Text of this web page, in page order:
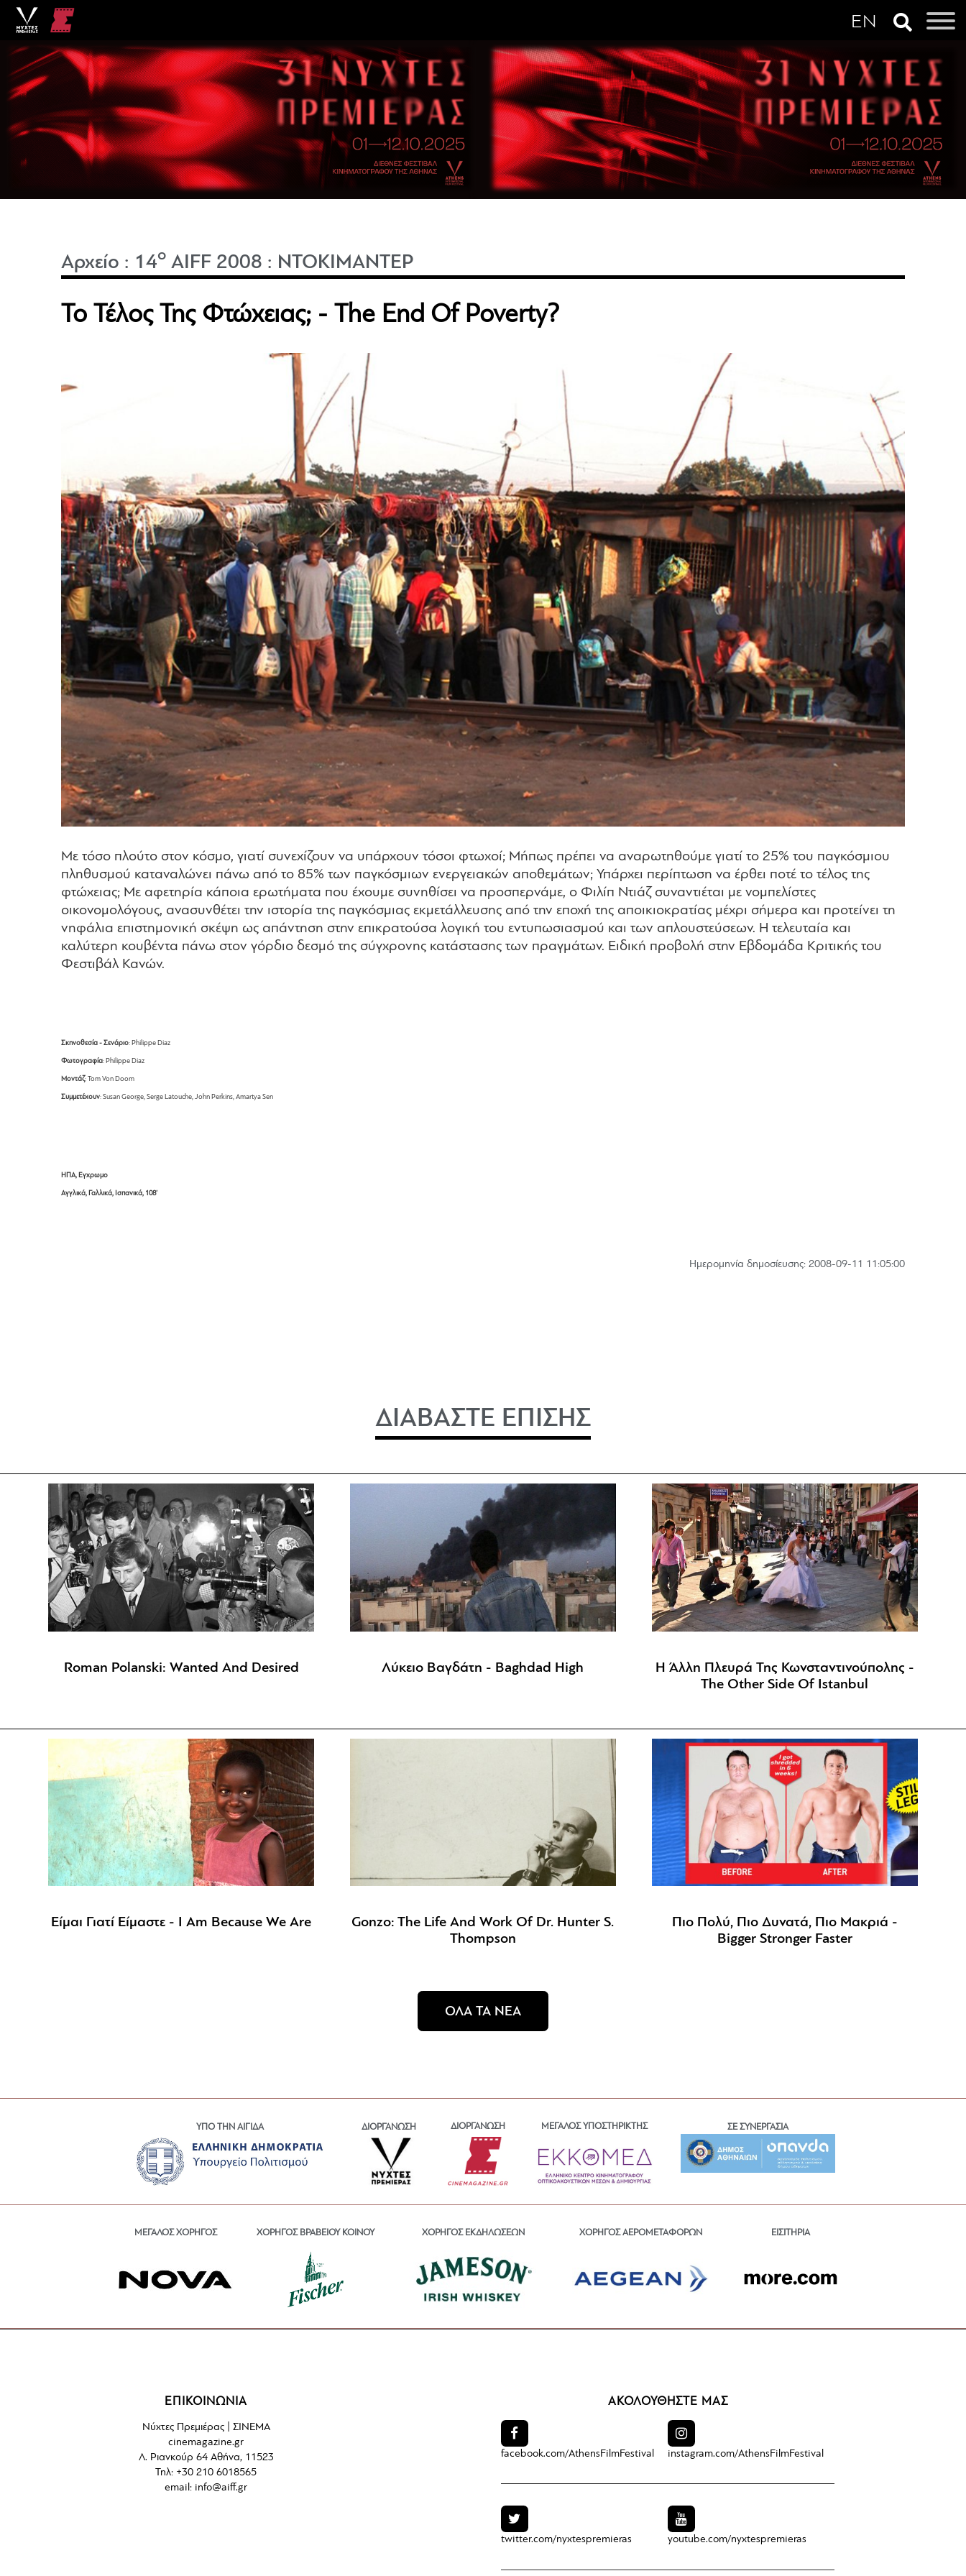
Αρχείο : 14o AIFF 2008 : ΝΤΟΚΙΜΑΝΤΕΡ
Το Τέλος Της Φτώχειας; - The End Of Poverty?
Με τόσο πλούτο στον κόσμο, γιατί συνεχίζουν να υπάρχουν τόσοι φτωχοί; Μήπως πρέπει να αναρωτηθούμε γιατί το 25% του παγκόσμιου
πληθυσμού καταναλώνει πάνω από το 85% των παγκόσμιων ενεργειακών αποθεμάτων; Υπάρχει περίπτωση να έρθει ποτέ το τέλος της
φτώχειας; Με αφετηρία κάποια ερωτήματα που έχουμε συνηθίσει να προσπερνάμε, ο Φιλίπ Ντιάζ συναντιέται με νομπελίστες
οικονομολόγους, ανασυνθέτει την ιστορία της παγκόσμιας εκμετάλλευσης από την εποχή της αποικιοκρατίας μέχρι σήμερα και προτείνει τη
νηφάλια επιστημονική σκέψη ως απάντηση στην επικρατούσα λογική του εντυπωσιασμού και των απλουστεύσεων. Η τελευταία και
καλύτερη κουβέντα πάνω στον γόρδιο δεσμό της σύγχρονης κατάστασης των πραγμάτων. Ειδική προβολή στην Εβδομάδα Κριτικής του
Φεστιβάλ Κανών.
Σκηνοθεσία - Σενάριο: Philippe Diaz
Φωτογραφία: Philippe Diaz
Μοντάζ: Tom Von Doom
Συμμετέχουν: Susan George, Serge Latouche, John Perkins, Amartya Sen
ΗΠΑ, Eγχρωμο
Αγγλικά, Γαλλικά, Ισπανικά, 108’
Hμερομηνία δημοσίευσης: 2008-09-11 11:05:00
ΔΙΑΒΑΣΤΕ ΕΠΙΣΗΣ
Roman Polanski: Wanted And Desired Λύκειο Βαγδάτη - Baghdad High
H Άλλη Πλευρά Της Κωνσταντινούπολης -
The Other Side Of Istanbul
Είμαι Γιατί Είμαστε - I Am Because We Are
Gonzo: The Life And Work Of Dr. Hunter S.
Thompson
Πιο Πολύ, Πιο Δυνατά, Πιο Μακριά -
Bigger Stronger Faster
ΟΛΑ ΤΑ ΝΕΑ
ΥΠΟ ΤΗΝ ΑΙΓΙΔΑ ΔΙΟΡΓΑΝΩΣΗ ΔΙΟΡΓΑΝΩΣΗ ΜΕΓΑΛΟΣ ΥΠΟΣΤΗΡΙΚΤΗΣ ΣΕ ΣΥΝΕΡΓΑΣΙΑ
ΜΕΓΑΛΟΣ ΧΟΡΗΓΟΣ ΧΟΡΗΓΟΣ ΒΡΑΒΕΙΟΥ ΚΟΙΝΟΥ ΧΟΡΗΓΟΣ ΕΚΔΗΛΩΣΕΩΝ ΧΟΡΗΓΟΣ ΑΕΡΟΜΕΤΑΦΟΡΩΝ ΕΙΣΙΤΗΡΙΑ
ΕΠΙΚΟΙΝΩΝΙΑ
Νύχτες Πρεμιέρας | ΣΙΝΕΜΑ
cinemagazine.gr
Λ. Ριανκούρ 64 Αθήνα, 11523
Τηλ: +30 210 6018565
email: info@aiff.gr
ΑΚΟΛΟΥΘΗΣΤΕ ΜΑΣ
facebook.com/AthensFilmFestival
twitter.com/nyxtespremieras
instagram.com/AthensFilmFestival
youtube.com/nyxtespremieras